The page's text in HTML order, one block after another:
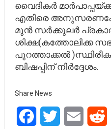
വൈദികർ
എതിരെ
മുൻ സർക്കുലർ
ശിക്ഷ(കത്തോലിക്ക
പുറത്താക്കൽ
ബിഷപ്പിന് നിർദ്ദേശം.
Share News
FacebookTwitter Email